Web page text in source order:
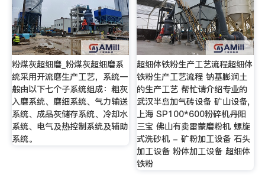
粉煤灰超细磨_粉煤灰超细磨系
统采用开流磨生产工艺，系统一
般由以下七个子系统组成：粗灰
入磨系统、磨细系统、气力输送
系统、成品灰储存系统、冷却水
系统、电气及热控制系统及辅助
系统。
超细体铁粉生产工艺流程超细体
铁粉生产工艺流程 钠基膨润土
的生产工艺 帮忙请介绍专业的
武汉半岛加气砖设备 矿山设备,
上海 SP100*600粉碎机丹阳
三宝 佛山有卖雷蒙磨粉机 螺旋
式洗砂机 - 矿粉加工设备 石头
加工设备 粉体加工设备 超细体
铁粉